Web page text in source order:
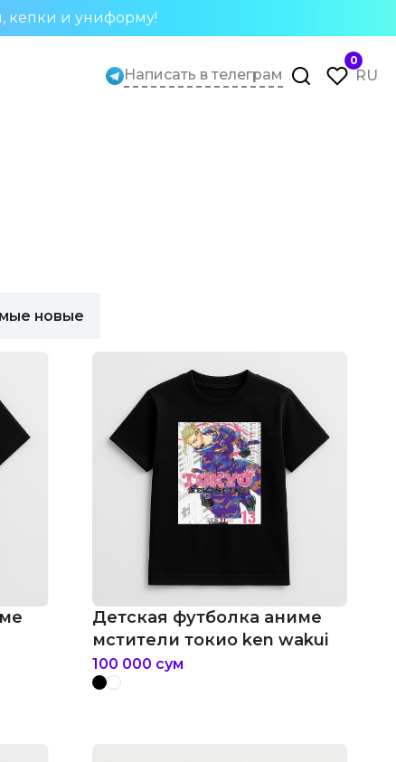
кепки и униформу!
Написать в телеграм
0
RU
новые
Детская футболка аниме
мстители токио ken wakui
100 000 сум